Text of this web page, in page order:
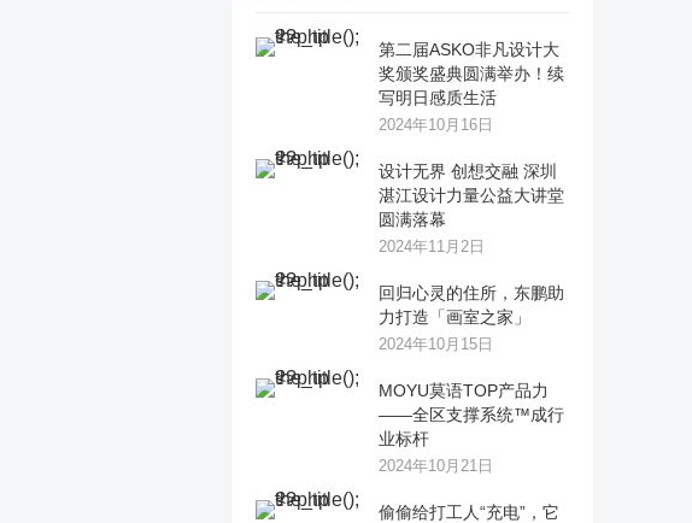
第二届ASKO非凡设计大
奖颁奖盛典圆满举办！续
写明日感质生活
2024年10月16日
设计无界 创想交融 深圳
湛江设计力量公益大讲堂
圆满落幕
2024年11月2日
回归心灵的住所，东鹏助
力打造「画室之家」
2024年10月15日
MOYU莫语TOP产品力
——全区支撑系统™成行
业标杆
2024年10月21日
偷偷给打工人“充电”，它